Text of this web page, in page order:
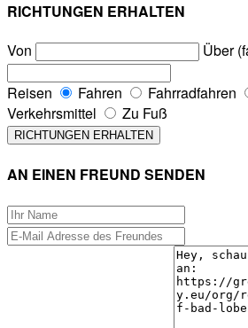
RICHTUNGEN ERHALTEN
Von
Über
Reisen Fahren Fahrradfahren
Verkehrsmittel
Zu Fuß
AN EINEN FREUND SENDEN